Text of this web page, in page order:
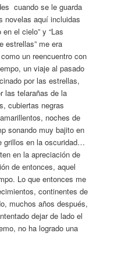
cuando se le guarda
novelas aquí incluidas
el cielo” y “Las
estrellas” me era
un reencuentro con
un viaje al pasado
por las estrellas,
las telarañas de la
cubiertas negras
noches de
sonando muy bajito en
grillos en la oscuridad…
en la apreciación de
de entonces, aquel
Lo que entonces me
continentes de
muchos años después,
dejar de lado el
no ha logrado una